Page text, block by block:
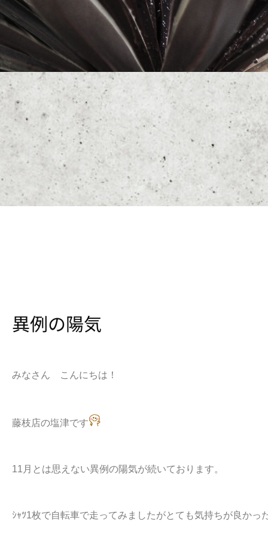
異例の陽気
みなさん こんにちは！
藤枝店の塩津です
11月とは思えない異例の陽気が続いております。
ｼｬﾂ1枚で自転車で走ってみましたがとても気持ちが良かっ